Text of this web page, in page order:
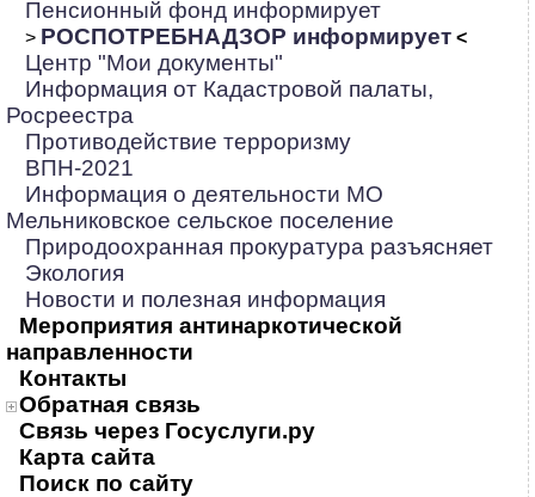
Пенсионный фонд информирует
> РОСПОТРЕБНАДЗОР информирует <
Центр "Мои документы"
Информация от Кадастровой палаты,
Росреестра
Противодействие терроризму
ВПН-2021
Информация о деятельности МО
Мельниковское сельское поселение
Природоохранная прокуратура разъясняет
Экология
Новости и полезная информация
Мероприятия антинаркотической
направленности
Контакты
Обратная связь
Связь через Госуслуги.ру
Карта сайта
Поиск по сайту